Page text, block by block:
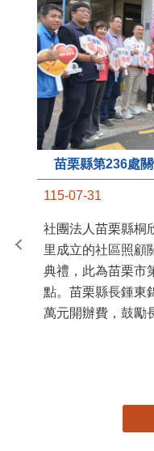
苗栗縣第236處
115-07-31
社團法人苗栗縣桐
里成立的社區照顧
典禮，此為苗栗市
點。苗栗縣長鍾東
萬元開辦費，鼓勵